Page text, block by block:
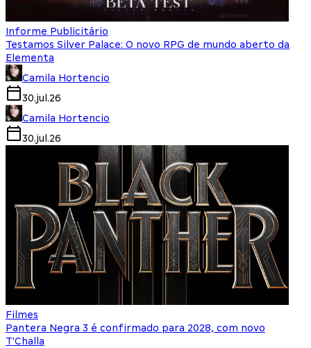
Informe Publicitário
Testamos Silver Palace: O novo RPG de mundo aberto da
Elementa
Camila Hortencio
30.jul.26
Camila Hortencio
30.jul.26
Filmes
Pantera Negra 3 é confirmado para 2028, com novo
T'Challa